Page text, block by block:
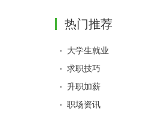
热门推荐
大学生就业
求职技巧
升职加薪
职场资讯